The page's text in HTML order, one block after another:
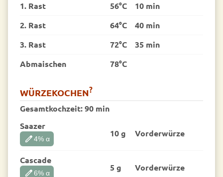
1. Rast
56°C
10 min
2. Rast
64°C
40 min
3. Rast
72°C
35 min
Abmaischen
78°C
WÜRZEKOCHEN?
Gesamtkochzeit:90 min
Saazer
edit4% α
10 g Vorder­würze
Cascade
edit6% α
5 g Vorder­würze